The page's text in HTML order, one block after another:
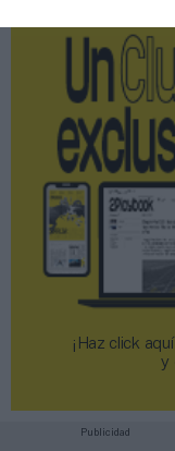
¡Haz click
y
Publicidad